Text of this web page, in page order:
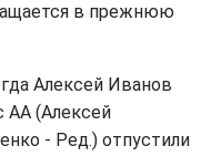
в прежнюю
Алексей Иванов
(Алексей
- Ред.) отпустили